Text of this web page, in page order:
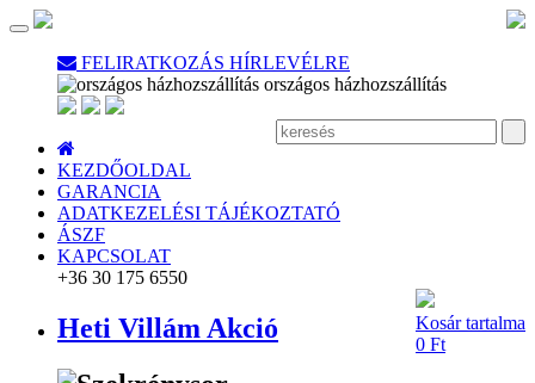
Toggle
navigationFELIRATKOZÁS HÍRLEVÉLRE
országos házhozszállítás
KEZDŐOLDAL
GARANCIA
ADATKEZELÉSI TÁJÉKOZTATÓ
ÁSZF
KAPCSOLAT
+36 30 175 6550
Kosár tartalma
0 Ft
Heti Villám Akció